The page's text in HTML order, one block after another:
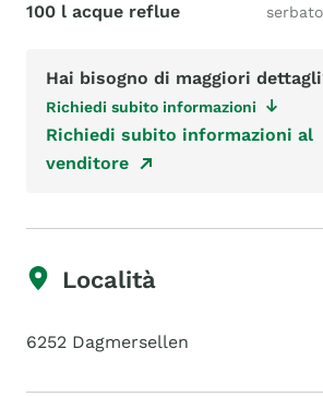
100 l acque reflue
Hai bisogno di maggiori
Richiedi subito informazioni
Richiedi subito informazioni al
venditore
Località
6252 Dagmersellen